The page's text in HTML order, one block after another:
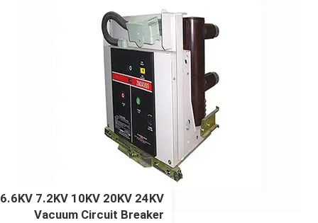
7.2KV 10KV 20KV 24KV
Vacuum Circuit Breaker